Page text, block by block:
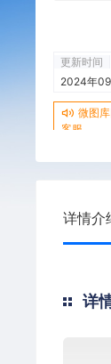
更新时间
2024年
微图
客服
详情介
详